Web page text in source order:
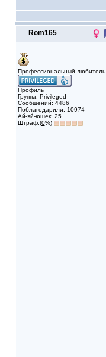
Rom165
Профессиональный любитель
Профиль
Группа: Privileged
Сообщений: 4486
Поблагодарили: 10974
Ай-яй-юшек: 25
Штраф:(0%)